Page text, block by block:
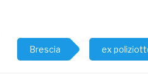
Brescia ex